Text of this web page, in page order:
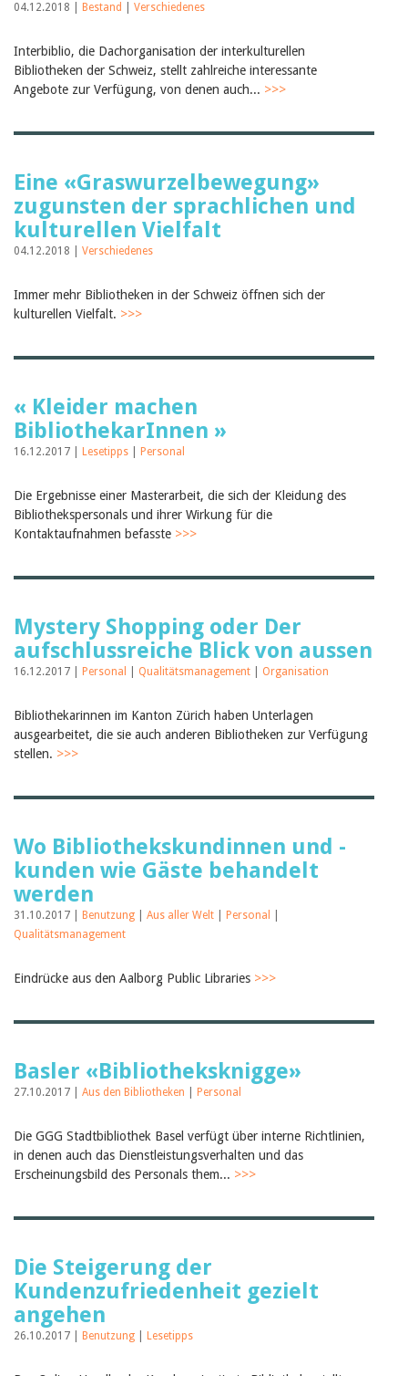
04.12.2018 | Bestand Verschiedenes
Interbiblio, die Dachorganisation der interkulturellen
Bibliotheken der Schweiz, stellt zahlreiche interessante
Angebote zur Verfügung, von denen auch... >>>
Eine «Graswurzelbewegung»
zugunsten der sprachlichen und
kulturellen Vielfalt
04.12.2018 | Verschiedenes
Immer mehr Bibliotheken in der Schweiz öffnen sich der
kulturellen Vielfalt. >>>
« Kleider machen
BibliothekarInnen »
16.12.2017 | Lesetipps Personal
Die Ergebnisse einer Masterarbeit, die sich der Kleidung des
Bibliothekspersonals und ihrer Wirkung für die
Kontaktaufnahmen befasste >>>
Mystery Shopping oder Der
aufschlussreiche Blick von aussen
16.12.2017 | Personal Qualitätsmanagement Organisation
Bibliothekarinnen im Kanton Zürich haben Unterlagen
ausgearbeitet, die sie auch anderen Bibliotheken zur Verfügung
stellen. >>>
Wo Bibliothekskundinnen und -
kunden wie Gäste behandelt
werden
31.10.2017 | Benutzung Aus aller Welt Personal
Qualitätsmanagement
Eindrücke aus den Aalborg Public Libraries >>>
Basler «Bibliotheksknigge»
27.10.2017 | Aus den Bibliotheken Personal
Die GGG Stadtbibliothek Basel verfügt über interne Richtlinien,
in denen auch das Dienstleistungsverhalten und das
Erscheinungsbild des Personals them... >>>
Die Steigerung der
Kundenzufriedenheit gezielt
angehen
26.10.2017 | Benutzung Lesetipps